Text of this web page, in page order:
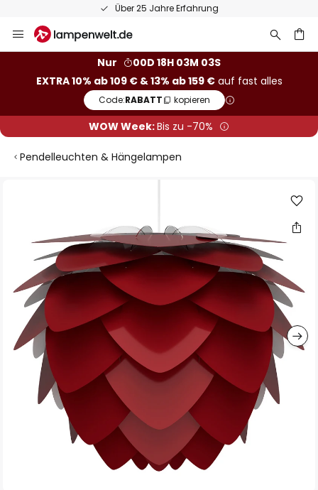
Über 25 Jahre Erfahrung
Inhalt
Nur
00D 18H 03M 03S
EXTRA 10% ab 109 € & 13% ab 159 €auf fast alles
Code:RABATT kopieren
WOW Week:Bis zu -70%
Pendelleuchten & Hängelampen
Bildgalerie
springen